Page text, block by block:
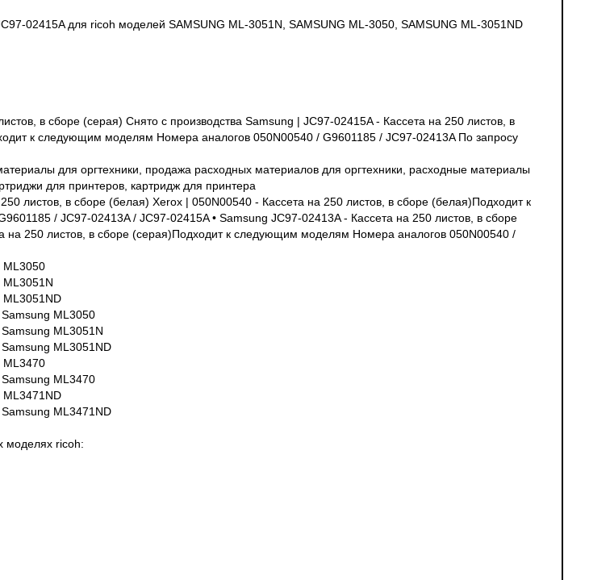
02415A для ricoh моделей SAMSUNG ML-3051N, SAMSUNG ML-3050, SAMSUNG ML-3051ND
в сборе (серая) Снято с производства Samsung | JC97-02415A - Кассета на 250 листов, в
к следующим моделям Номера аналогов 050N00540 / G9601185 / JC97-02413A По запросу
для оргтехники, продажа расходных материалов для оргтехники, расходные материалы
для принтеров, картридж для принтера
листов, в сборе (белая) Xerox | 050N00540 - Кассета на 250 листов, в сборе (белая)Подходит к
/ JC97-02413A / JC97-02415A • Samsung JC97-02413A - Кассета на 250 листов, в сборе
на 250 листов, в сборе (серая)Подходит к следующим моделям Номера аналогов 050N00540 /
ML3050
ML3051N
ML3051ND
ML3050
ML3051N
ML3051ND
ML3470
ML3470
ML3471ND
ML3471ND
моделях ricoh: